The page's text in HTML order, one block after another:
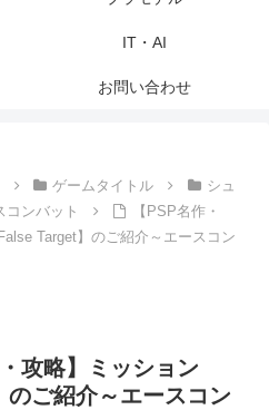
IT・AI
お問い合わせ
ゲームタイトル
シュ
コンバット
【PSP名作・
Target】のご紹介～エースコン
攻略】ミッション
ご紹介～エースコン